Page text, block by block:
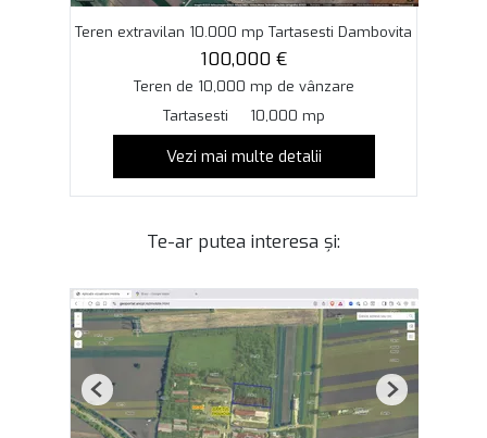
Teren extravilan 10.000 mp Tartasesti Dambovita
100,000 €
Teren de 10,000 mp de vânzare
Tartasesti
10,000 mp
Vezi mai multe detalii
Te-ar putea interesa și:
Previous Next